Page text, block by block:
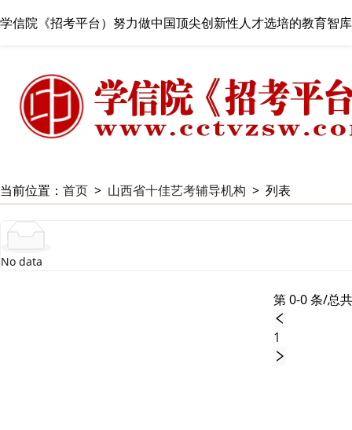
学信院《招考平台）努力做中国顶尖创新性人才选培的教育智库
当前位置： 首页 > 山西省十佳艺考辅导机构 > 列表
No data
第 0-0 条/总
1